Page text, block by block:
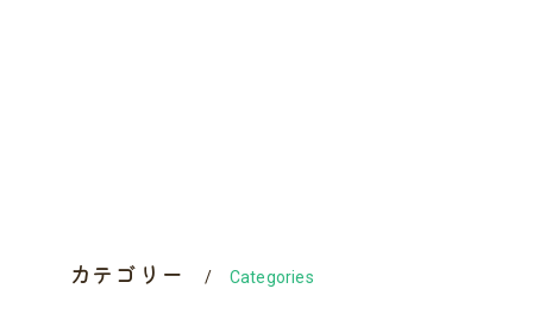
カテゴリー Categories